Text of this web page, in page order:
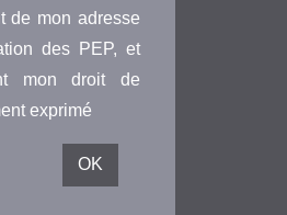
de mon adresse
des PEP, et
mon droit de
exprimé